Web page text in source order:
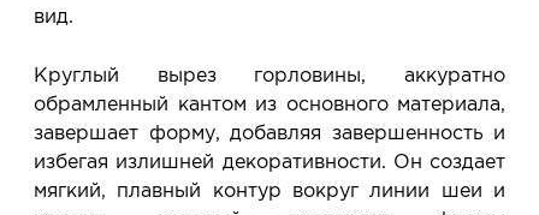
вид.
Круглый вырез горловины, аккуратно
обрамленный кантом из основного материала,
завершает форму, добавляя завершенность и
избегая излишней декоративности. Он создает
мягкий, плавный контур вокруг линии шеи и